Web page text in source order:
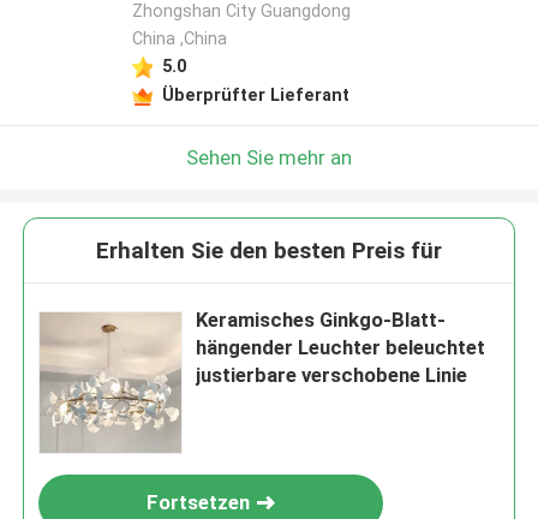
Zhongshan City Guangdong
China ,China
5.0
Überprüfter Lieferant
Sehen Sie mehr an
Erhalten Sie den besten Preis für
Keramisches Ginkgo-Blatt-
hängender Leuchter beleuchtet
justierbare verschobene Linie
Fortsetzen